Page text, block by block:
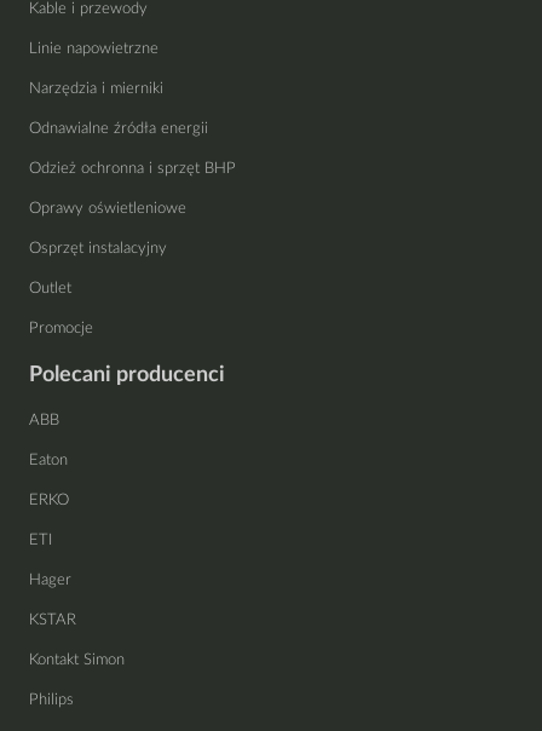
Kable i przewody
Linie napowietrzne
Narzędzia i mierniki
Odnawialne źródła energii
Odzież ochronna i sprzęt BHP
Oprawy oświetleniowe
Osprzęt instalacyjny
Outlet
Promocje
Polecani producenci
ABB
Eaton
ERKO
ETI
Hager
KSTAR
Kontakt Simon
Philips